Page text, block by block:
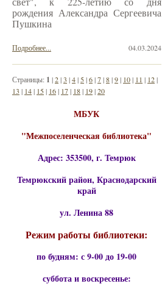
рождения Александра Сергеевича
Пушкина
04.03.2024
Подробнее...
Страницы: 1 |2|3 |4| 5|6|7|8|9| 10| 11 | 12|
13 | 14| 15| 16| 17| 18| 19|20
МБУК
"Межпоселенческая библиотека"
Адрес: 353500, г. Темрюк
Темрюкский район, Краснодарский
край
ул. Ленина 88
Режим работы библиотеки:
по будням: с 9-00 до 19-00
суббота и воскресенье: